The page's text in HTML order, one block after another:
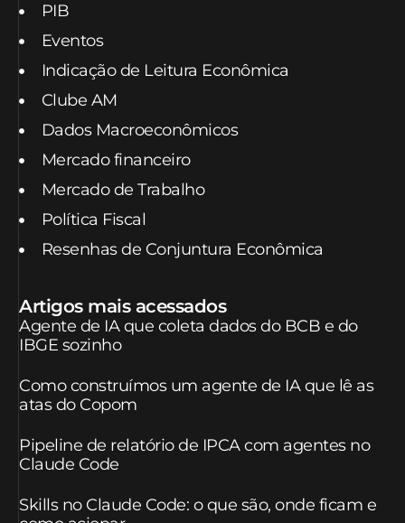
PIB
Eventos
Indicação de Leitura Econômica
Clube AM
Dados Macroeconômicos
Mercado financeiro
Mercado de Trabalho
Política Fiscal
Resenhas de Conjuntura Econômica
Artigos mais acessados
Agente de IA que coleta dados do BCB e do
IBGE sozinho
Como construímos um agente de IA que lê as
atas do Copom
Pipeline de relatório de IPCA com agentes no
Claude Code
Skills no Claude Code: o que são, onde ficam e